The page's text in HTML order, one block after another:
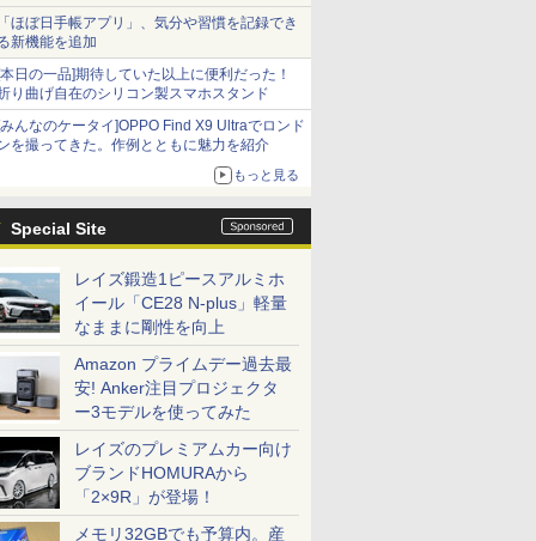
の法人向け
ほぼ日手帳アプリ」、気分や習慣を記録でき
新機能を追加
日の一品]期待していた以上に便利だった！
り曲げ自在のシリコン製スマホスタンド
んなのケータイ]OPPO Find X9 Ultraでロンド
を撮ってきた。作例とともに魅力を紹介
もっと見る
Special Site
レイズ鍛造1ピースアルミホ
イール「CE28 N-plus」軽量
なままに剛性を向上
Amazon プライムデー過去最
安! Anker注目プロジェクタ
ー3モデルを使ってみた
レイズのプレミアムカー向け
ブランドHOMURAから
「2×9R」が登場！
メモリ32GBでも予算内。産